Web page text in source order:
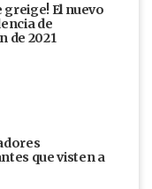
greige! El nuevo
de
de 2021
que visten a